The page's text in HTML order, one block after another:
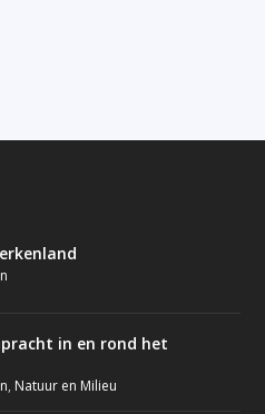
in en rond het
, Natuur en Milieu